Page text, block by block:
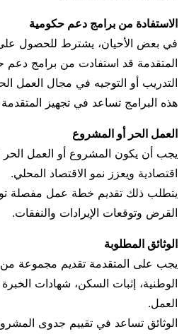
الاستفادة من برامج دعم حكومية
في بعض الأحيان، يشترط للحصول
المتقدمة قد استفادت من برامج دعم
التدريب أو التوجيه في مجال العمل
هذه البرامج تساعد في تجهيز
العمل الحر أو المشروع
يجب أن يكون المشروع أو العمل
اقتصادية ويعزز نمو الاقتصاد المحلي.
يتطلب ذلك تقديم خطة عمل مفصلة
القرض وتوقعات الإيرادات والنفقات.
الوثائق المطلوبة
يجب على المتقدمة تقديم مجموعة من
الوطنية، إثبات السكن، شهادات
العمل.
الوثائق تساعد في تقييم جدوى